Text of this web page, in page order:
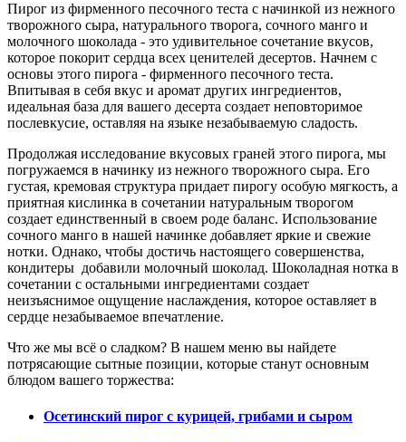
Пирог из фирменного песочного теста с начинкой из нежного
творожного сыра, натурального творога, сочного манго и
молочного шоколада - это удивительное сочетание вкусов,
которое покорит сердца всех ценителей десертов. Начнем с
основы этого пирога - фирменного песочного теста.
Впитывая в себя вкус и аромат других ингредиентов,
идеальная база для вашего десерта создает неповторимое
послевкусие, оставляя на языке незабываемую сладость.
Продолжая исследование вкусовых граней этого пирога, мы
погружаемся в начинку из нежного творожного сыра. Его
густая, кремовая структура придает пирогу особую мягкость, а
приятная кислинка в сочетании натуральным творогом
создает единственный в своем роде баланс. Использование
сочного манго в нашей начинке добавляет яркие и свежие
нотки. Однако, чтобы достичь настоящего совершенства,
кондитеры добавили молочный шоколад. Шоколадная нотка в
сочетании с остальными ингредиентами создает
неизъяснимое ощущение наслаждения, которое оставляет в
сердце незабываемое впечатление.
Что же мы всё о сладком? В нашем меню вы найдете
потрясающие сытные позиции, которые станут основным
блюдом вашего торжества:
Осетинский пирог с курицей, грибами и сыром